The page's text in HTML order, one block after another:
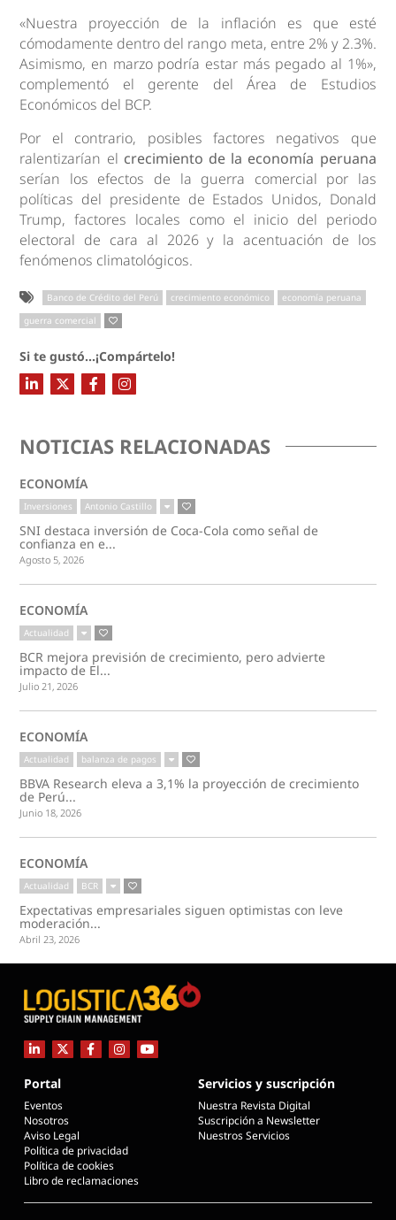
«Nuestra proyección de la inflación es que esté
cómodamente dentro del rango meta, entre 2% y 2.3%.
Asimismo, en marzo podría estar más pegado al 1%»,
complementó el gerente del Área de Estudios
Económicos del BCP.
Por el contrario, posibles factores negativos que
ralentizarían el crecimiento de la economía peruana
serían los efectos de la guerra comercial por las
políticas del presidente de Estados Unidos, Donald
Trump, factores locales como el inicio del periodo
electoral de cara al 2026 y la acentuación de los
fenómenos climatológicos.
Banco de Crédito del Perú crecimiento económico
economía peruana
guerra comercial
Si te gustó...¡Compártelo!
NOTICIAS RELACIONADAS
ECONOMÍA
Inversiones Antonio Castillo
SNI destaca inversión de Coca-Cola como señal de
confianza en e...
Agosto 5, 2026
ECONOMÍA
Actualidad
BCR mejora previsión de crecimiento, pero advierte
impacto de El...
Julio 21, 2026
ECONOMÍA
Actualidad balanza de pagos
BBVA Research eleva a 3,1% la proyección de crecimiento
de Perú...
Junio 18, 2026
ECONOMÍA
Actualidad BCR
Expectativas empresariales siguen optimistas con leve
moderación...
Abril 23, 2026
Portal
Eventos
Nosotros
Aviso Legal
Política de privacidad
Política de cookies
Libro de reclamaciones
Servicios y suscripción
Nuestra Revista Digital
Suscripción a Newsletter
Nuestros Servicios